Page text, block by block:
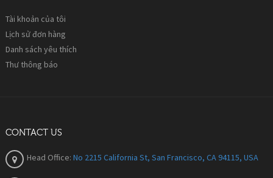
Tài khoản của tôi
Lịch sử đơn hàng
Danh sách yêu thích
Thư thông báo
CONTACT US
Head Office: No 2215 California St, San Francisco, CA 94115, USA